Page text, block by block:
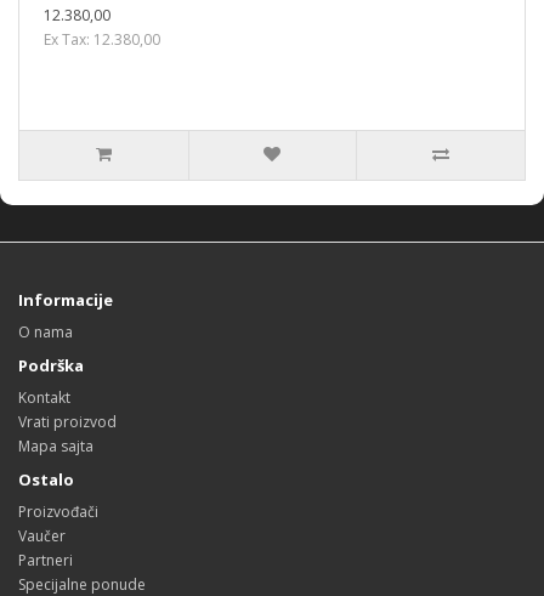
12.380,00
Ex Tax: 12.380,00
Informacije
O nama
Podrška
Kontakt
Vrati proizvod
Mapa sajta
Ostalo
Proizvođači
Vaučer
Partneri
Specijalne ponude